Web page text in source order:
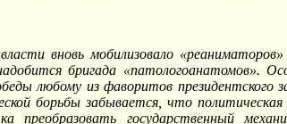
вновь мобилизовало
бригада «патологоанатомов».
любому из фаворитов президентского
борьбы забывается, что
преобразовать государственный